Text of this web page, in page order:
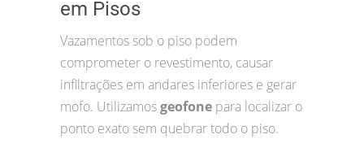
em Pisos
Vazamentos sob o piso podem
comprometer o revestimento, causar
infiltrações em andares inferiores e gerar
mofo. Utilizamosgeofone para localizar o
ponto exato sem quebrar todo o piso.